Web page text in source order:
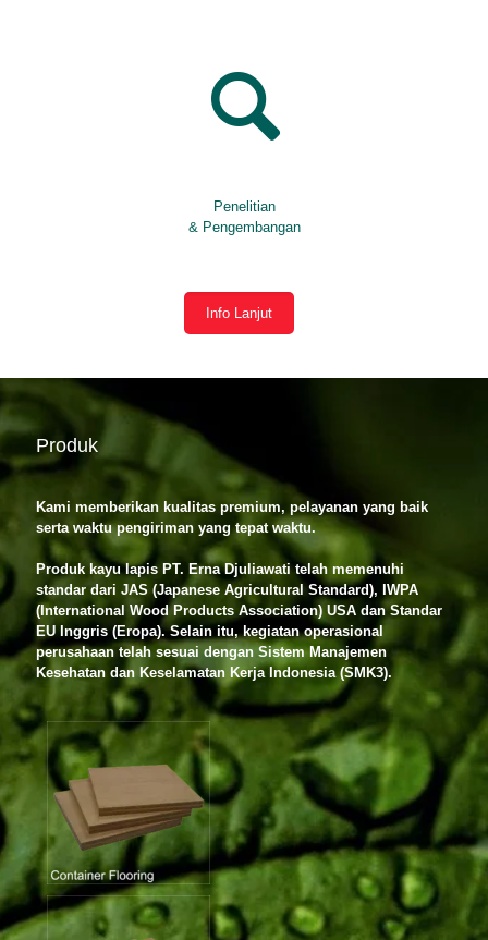
Penelitian
& Pengembangan
Info Lanjut
Produk
Kami memberikan kualitas premium, pelayanan yang baik
serta waktu pengiriman yang tepat waktu.
Produk kayu lapis PT. Erna Djuliawati telah memenuhi
standar dari JAS (Japanese Agricultural Standard), IWPA
(International Wood Products Association) USA dan Standar
EU Inggris (Eropa). Selain itu, kegiatan operasional
perusahaan telah sesuai dengan Sistem Manajemen
Kesehatan dan Keselamatan Kerja Indonesia (SMK3).